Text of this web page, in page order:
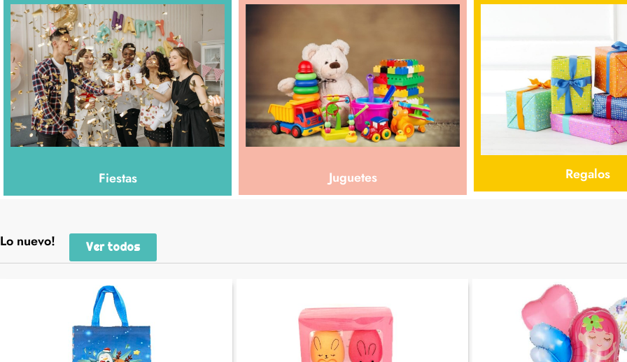
sorpresas y más!
Ver Productos
Fiestas Juguetes Regalos
Lo nuevo! Ver todos